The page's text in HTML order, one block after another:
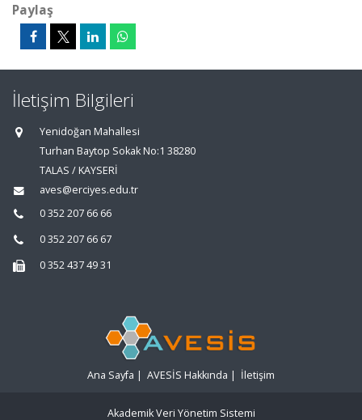
Paylaş
İletişim Bilgileri
Yenidoğan Mahallesi
Turhan Baytop Sokak No:1 38280
TALAS / KAYSERİ
aves@erciyes.edu.tr
0 352 207 66 66
0 352 207 66 67
0 352 437 49 31
Ana Sayfa | AVESİS Hakkında | İletişim
Akademik Veri Yönetim Sistemi